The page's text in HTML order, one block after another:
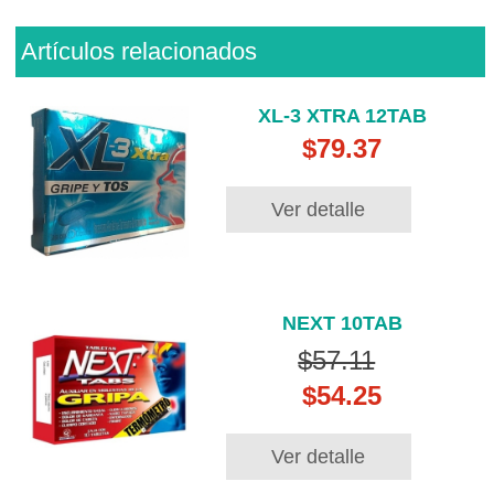
Artículos relacionados
XL-3 XTRA 12TAB
$79.37
Ver detalle
NEXT 10TAB
$57.11
$54.25
Ver detalle